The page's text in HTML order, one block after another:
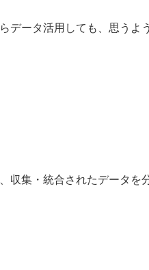
データ活用しても、思うよ
集・統合されたデータを